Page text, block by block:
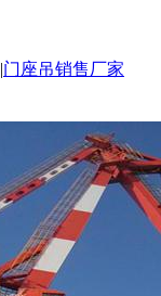
|门座吊销售厂家